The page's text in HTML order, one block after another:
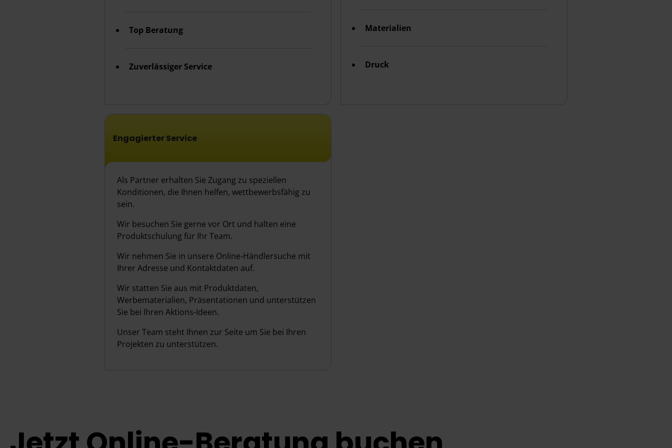
Top Beratung
Zuverlässiger Service
Materialien
Druck
Engagierter Service
Als Partner erhalten Sie Zugang zu speziellen
Konditionen, die Ihnen helfen, wettbewerbsfähig zu
sein.
Wir besuchen Sie gerne vor Ort und halten eine
Produktschulung für Ihr Team.
Wir nehmen Sie in unsere Online-Händlersuche mit
Ihrer Adresse und Kontaktdaten auf.
Wir statten Sie aus mit Produktdaten,
Werbematerialien, Präsentationen und unterstützen
Sie bei Ihren Aktions-Ideen.
Unser Team steht Ihnen zur Seite um Sie bei Ihren
Projekten zu unterstützen.